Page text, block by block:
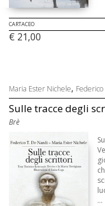
CARTACEO
€ 21,00
Maria Ester Nichele, Federico
Sulle tracce degli
Brè
...